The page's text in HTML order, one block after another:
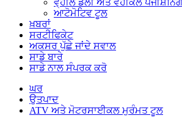
ਵ੍ਹੀਲ ਡੌਲੀ ਅਤੇ ਵਹੀਕਲ
ਆਟੋਮੋਟਿਵ ਟੂਲ
ਖ਼ਬਰਾਂ
ਸਰਟੀਫਿਕੇਟ
ਅਕਸਰ ਪੁੱਛੇ ਜਾਂਦੇ ਸਵਾਲ
ਸਾਡੇ ਬਾਰੇ
ਸਾਡੇ ਨਾਲ ਸੰਪਰਕ ਕਰੋ
ਘਰ
ਉਤਪਾਦ
ATV ਅਤੇ ਮੋਟਰਸਾਈਕਲ ਮੁਰੰਮਤ ਟੂਲ